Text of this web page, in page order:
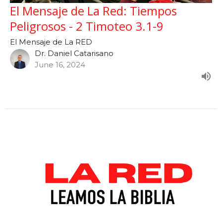
El Mensaje de La Red: Tiempos
Peligrosos - 2 Timoteo 3.1-9
El Mensaje de La RED
Dr. Daniel Catarisano
June 16, 2024